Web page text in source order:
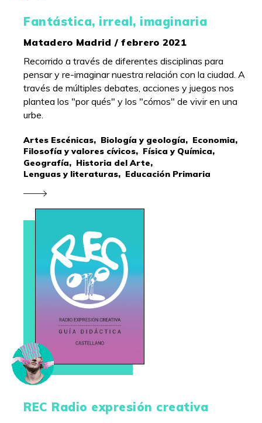
Fantástica, irreal, imaginaria
Matadero Madrid / febrero 2021
Recorrido a través de diferentes disciplinas para
pensar y re-imaginar nuestra relación con la ciudad. A
través de múltiples debates, acciones y juegos nos
plantea los "por qués" y los "cómos" de vivir en una
urbe.
Artes Escénicas, Biología y geología, Economia,
Filosofía y valores cívicos, Física y Química,
Geografía, Historia del Arte,
Lenguas y literaturas, Educación Primaria
REC Radio expresión creativa